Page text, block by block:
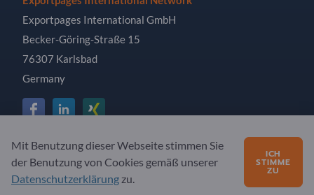
Exportpages International GmbH
Becker-Göring-Straße 15
76307 Karlsbad
Germany
Copyright © 2026 Exportpages International GmbH. Alle
Rechte vorbehalten.
Mit Benutzung dieser Webseite stimmen Sie
der Benutzung von Cookies gemäß unserer
Datenschutzerklärung zu.
ICH
STIMME
ZU